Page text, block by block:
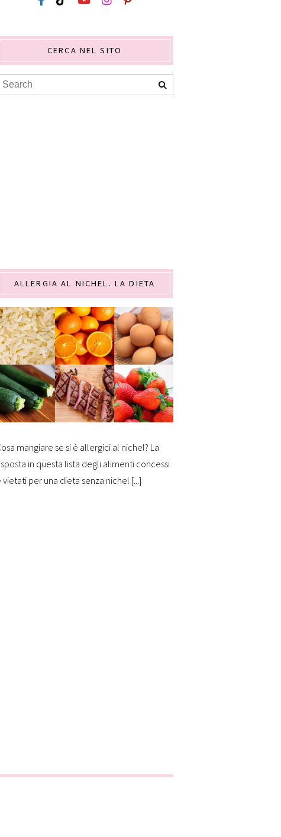
CERCA NEL SITO
ALLERGIA AL NICHEL. LA DIETA
mangiare se si è allergici al nichel? La
in questa lista degli alimenti concessi
vietati per una dieta senza nichel [...]